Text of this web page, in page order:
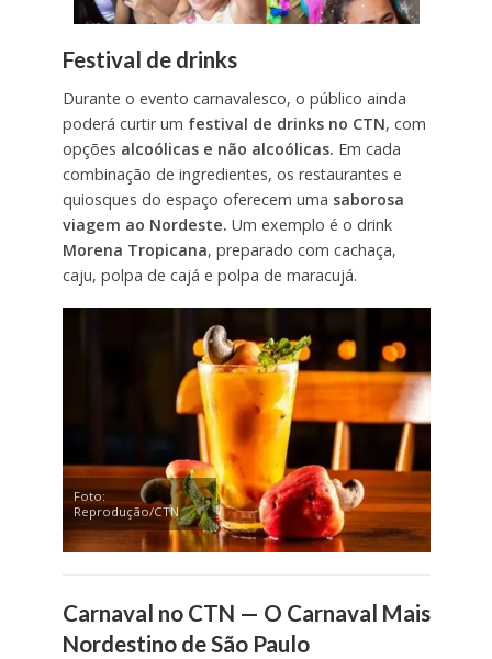
Festival de drinks
Durante o evento carnavalesco, o público ainda
poderá curtir um festival de drinks no CTN, com
opções alcoólicas e não alcoólicas. Em cada
combinação de ingredientes, os restaurantes e
quiosques do espaço oferecem uma saborosa
viagem ao Nordeste. Um exemplo é o drink
Morena Tropicana, preparado com cachaça,
caju, polpa de cajá e polpa de maracujá.
Foto:
Reprodução/CTN
Carnaval no CTN — O Carnaval Mais
Nordestino de São Paulo